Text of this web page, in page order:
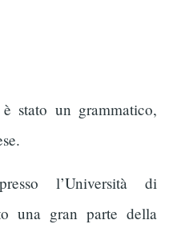
è stato un grammatico,
l’Università di
una gran parte della